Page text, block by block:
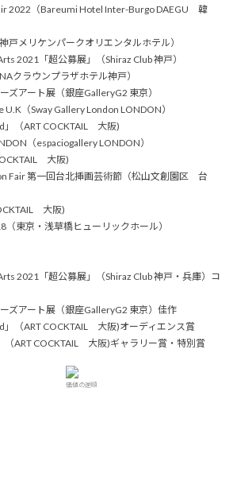
2022（Bareumi Hotel Inter-Burgo DAEGU 韓
戸メリケンパークオリエンタルホテル）
2021「超公募展」（Shiraz Club 神戸）
クラウンプラザホテル神戸）
ズアート展（銀座GalleryG2 東京）
U.K（Sway Gallery London LONDON）
（ART COCKTAIL 大阪)
（espaciogallery LONDON）
大阪)
Fair 第一回台北挿画芸術節（松山文創園区 台
大阪)
東京・浅草橋ヒューリックホール）
2021「超公募展」（Shiraz Club 神戸・兵庫）コ
ズアート展（銀座GalleryG2 東京）佳作
（ART COCKTAIL 大阪)オーディエンス賞
ART COCKTAIL 大阪)ギャラリー賞・特別賞
価値の逆順